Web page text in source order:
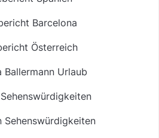
Barcelona
Österreich
Ballermann Urlaub
Sehenswürdigkeiten